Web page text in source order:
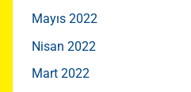
Mayıs 2022
Nisan 2022
Mart 2022